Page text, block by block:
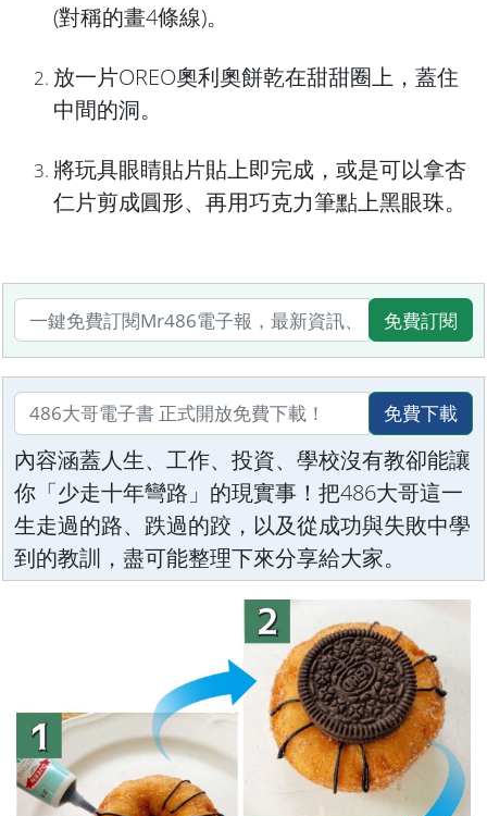
(對稱的畫4條線)。
放一片OREO奧利奧餅乾在甜甜圈上，蓋住
中間的洞。
將玩具眼睛貼片貼上即完成，或是可以拿杏
仁片剪成圓形、再用巧克力筆點上黑眼珠。
免費訂閱
免費下載
內容涵蓋人生、工作、投資、學校沒有教卻能讓
你「少走十年彎路」的現實事！把486大哥這一
生走過的路、跌過的跤，以及從成功與失敗中學
到的教訓，盡可能整理下來分享給大家。